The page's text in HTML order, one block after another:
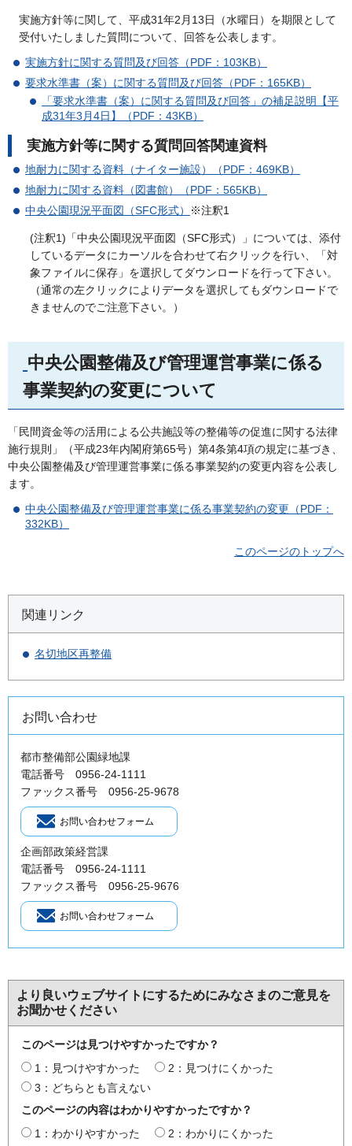
実施方針等に関して、平成31年2月13日（水曜日）を期限として
受付いたしました質問について、回答を公表します。
実施方針に関する質問及び回答（PDF：103KB）
要求水準書（案）に関する質問及び回答（PDF：165KB）
「要求水準書（案）に関する質問及び回答」の補足説明【平
成31年3月4日】（PDF：43KB）
実施方針等に関する質問回答関連資料
地耐力に関する資料（ナイター施設）（PDF：469KB）
地耐力に関する資料（図書館）（PDF：565KB）
中央公園現況平面図（SFC形式）
※注釈1
(注釈1)「中央公園現況平面図（SFC形式）」については、添付
しているデータにカーソルを合わせて右クリックを行い、「対
象ファイルに保存」を選択してダウンロードを行って下さい。
（通常の左クリックによりデータを選択してもダウンロードで
きませんのでご注意下さい。）
中央公園整備及び管理運営事業に係る
事業契約の変更について
「民間資金等の活用による公共施設等の整備等の促進に関する法律
施行規則」（平成23年内閣府第65号）第4条第4項の規定に基づき、
中央公園整備及び管理運営事業に係る事業契約の変更内容を公表し
ます。
中央公園整備及び管理運営事業に係る事業契約の変更（PDF：
332KB）
このページのトップへ
関連リンク
名切地区再整備
お問い合わせ
都市整備部公園緑地課
電話番号 0956-24-1111
ファックス番号 0956-25-9678
企画部政策経営課
電話番号 0956-24-1111
ファックス番号 0956-25-9676
より良いウェブサイトにするためにみなさまのご意見を
お聞かせください
このページは見つけやすかったですか？
1：見つけやすかった
2：見つけにくかった
3：どちらとも言えない
このページの内容はわかりやすかったですか？
1：わかりやすかった
2：わかりにくかった